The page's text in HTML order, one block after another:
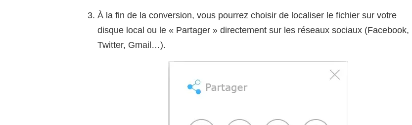
À la fin de la conversion, vous pourrez choisir de localiser le fichier sur votre
disque local ou le « Partager » directement sur les réseaux sociaux (Facebook,
Twitter, Gmail…).